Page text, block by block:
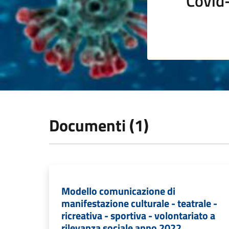
Documenti (1)
Modello comunicazione di
manifestazione culturale - teatrale -
ricreativa - sportiva - volontariato a